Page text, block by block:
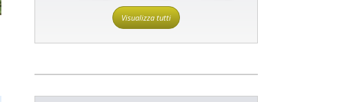
Visualizza tutti